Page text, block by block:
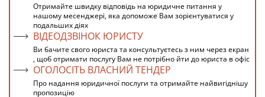
Отримайте швидку відповідь на юридичне питання у
нашому месенджері, яка допоможе Вам зорієнтуватися у
подальших діях
ВІДЕОДЗВІНОК ЮРИСТУ
Ви бачите свого юриста та консультуєтесь з ним через екран
, щоб отримати послугу Вам не потрібно йти до юриста в офіс
ОГОЛОСІТЬ ВЛАСНИЙ ТЕНДЕР
Про надання юридичної послуги та отримайте найвигіднішу
пропозицію